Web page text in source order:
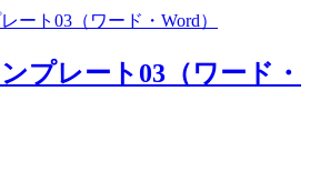
プレート03（ワード・